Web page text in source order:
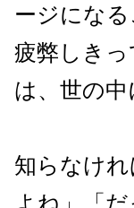
ージにな
疲弊しき
は、世の中
知らなけ